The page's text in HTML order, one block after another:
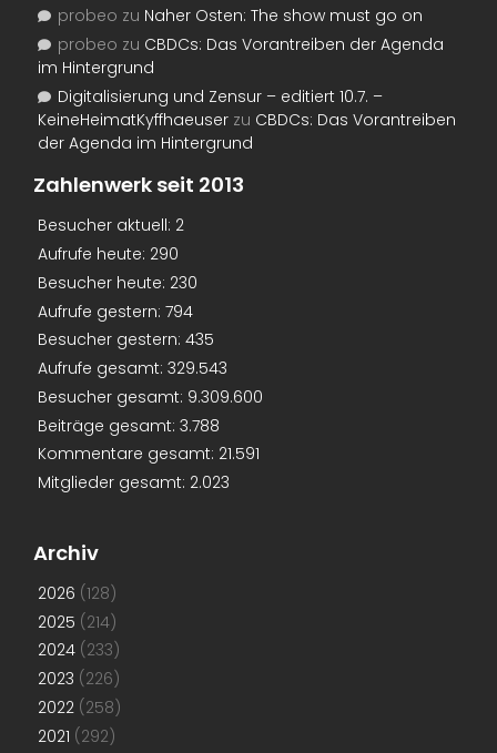
probeo zu Naher Osten: The show must go on
probeo zu CBDCs: Das Vorantreiben der Agenda
im Hintergrund
Digitalisierung und Zensur – editiert 10.7. –
KeineHeimatKyffhaeuser zu CBDCs: Das Vorantreiben
der Agenda im Hintergrund
Zahlenwerk seit 2013
Besucher aktuell: 2
Aufrufe heute: 290
Besucher heute: 230
Aufrufe gestern: 794
Besucher gestern: 435
Aufrufe gesamt: 329.543
Besucher gesamt: 9.309.600
Beiträge gesamt: 3.788
Kommentare gesamt: 21.591
Mitglieder gesamt: 2.023
Archiv
2026 (128)
2025 (214)
2024 (233)
2023 (226)
2022 (258)
2021 (292)